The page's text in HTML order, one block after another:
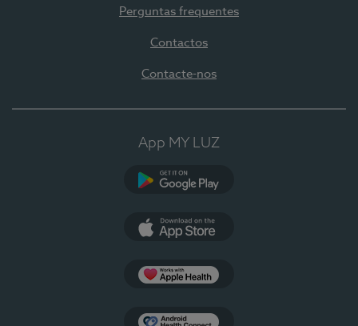
Perguntas frequentes
Contactos
Contacte-nos
App MY LUZ